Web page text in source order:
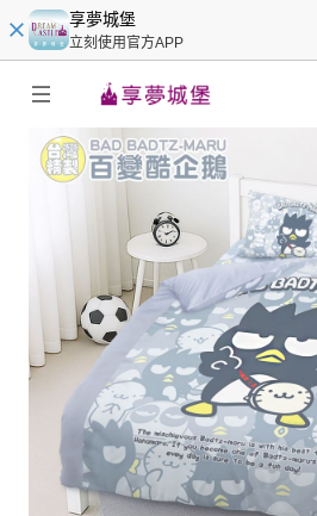
享夢城堡
立刻使用官方APP